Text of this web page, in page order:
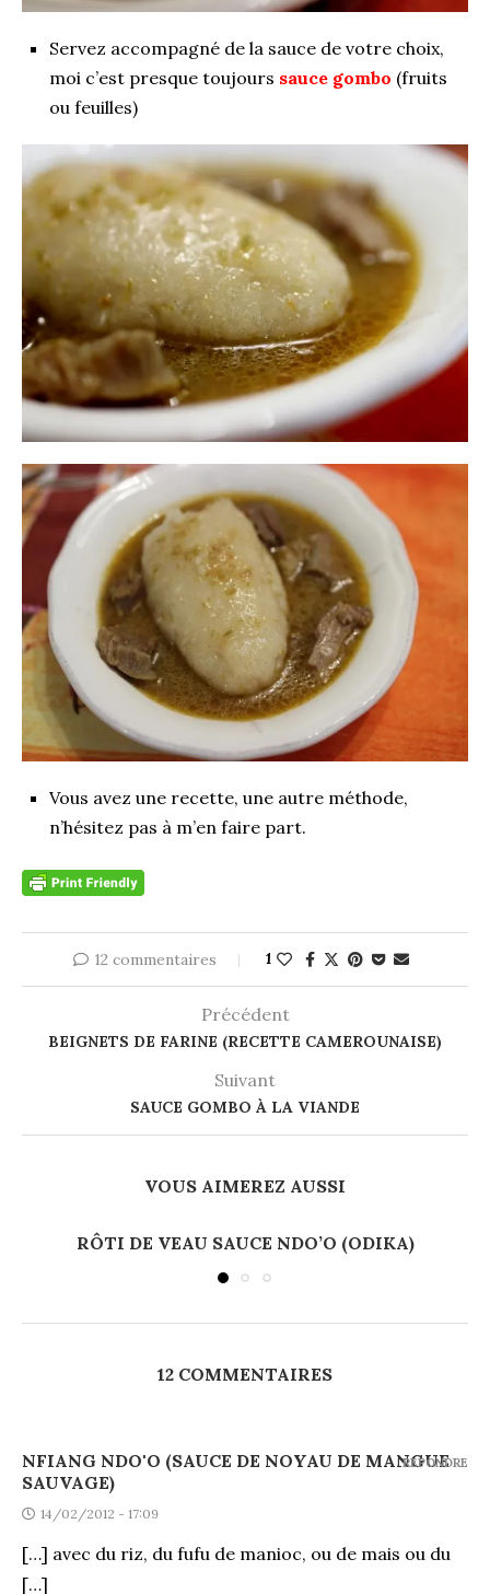
Servez accompagné de la sauce de votre choix,
moi c’est presque toujours sauce gombo (fruits
ou feuilles)
Vous avez une recette, une autre méthode,
n’hésitez pas à m’en faire part.
12 commentaires 1
Précédent
BEIGNETS DE FARINE (RECETTE CAMEROUNAISE)
Suivant
SAUCE GOMBO À LA VIANDE
VOUS AIMEREZ AUSSI
RÔTI DE VEAU SAUCE NDO’O (ODIKA)
12 COMMENTAIRES
NFIANG NDO'O (SAUCE DE NOYAU DE MANGUE
SAUVAGE)
14/02/2012 - 17:09
[…] avec du riz, du fufu de manioc, ou de mais ou du
[…]
REPONDRE